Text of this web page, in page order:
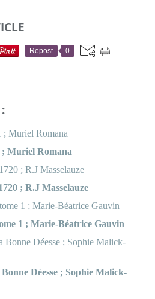
Repost 0
Muriel Romana
; R.J Masselauze
1 ; Marie-Béatrice Gauvin
Déesse ; Sophie Malick-